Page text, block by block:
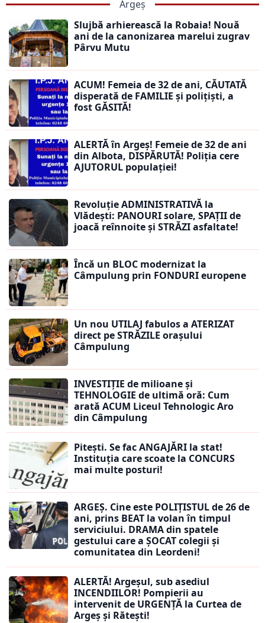
Argeș
Slujbă arhierească la Robaia! Nouă
ani de la canonizarea marelui zugrav
Pârvu Mutu
ACUM! Femeia de 32 de ani, CĂUTATĂ
disperată de FAMILIE și polițiști, a
fost GĂSITĂ!
ALERTĂ în Argeș! Femeie de 32 de ani
din Albota, DISPĂRUTĂ! Poliția cere
AJUTORUL populației!
Revoluție ADMINISTRATIVĂ la
Vlădești: PANOURI solare, SPAȚII de
joacă reînnoite și STRĂZI asfaltate!
Încă un BLOC modernizat la
Câmpulung prin FONDURI europene
Un nou UTILAJ fabulos a ATERIZAT
direct pe STRĂZILE orașului
Câmpulung
INVESTIȚIE de milioane și
TEHNOLOGIE de ultimă oră: Cum
arată ACUM Liceul Tehnologic Aro
din Câmpulung
Pitești. Se fac ANGAJĂRI la stat!
Instituția care scoate la CONCURS
mai multe posturi!
ARGEȘ. Cine este POLIȚISTUL de 26 de
ani, prins BEAT la volan în timpul
serviciului. DRAMA din spatele
gestului care a ȘOCAT colegii și
comunitatea din Leordeni!
ALERTĂ! Argeșul, sub asediul
INCENDIILOR! Pompierii au
intervenit de URGENȚĂ la Curtea de
Argeș și Rătești!